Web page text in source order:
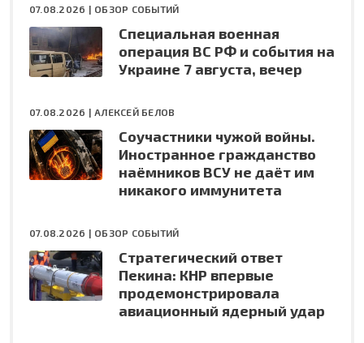
07.08.2026 | ОБЗОР СОБЫТИЙ
Специальная военная
операция ВС РФ и события на
Украине 7 августа, вечер
07.08.2026 | АЛЕКСЕЙ БЕЛОВ
Соучастники чужой войны.
Иностранное гражданство
наёмников ВСУ не даёт им
никакого иммунитета
07.08.2026 | ОБЗОР СОБЫТИЙ
Стратегический ответ
Пекина: КНР впервые
продемонстрировала
авиационный ядерный удар